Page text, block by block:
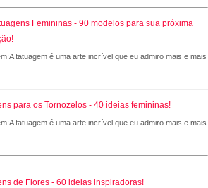
Femininas - 90 modelos para sua próxima
tatuagem é uma arte incrível que eu admiro mais e mais
para os Tornozelos - 40 ideias femininas!
tatuagem é uma arte incrível que eu admiro mais e mais
de Flores - 60 ideias inspiradoras!